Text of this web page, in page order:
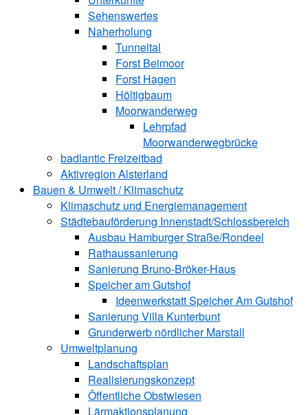
Sehenswertes
Naherholung
Tunneltal
Forst Beimoor
Forst Hagen
Höltigbaum
Moorwanderweg
Lehrpfad
Moorwanderwegbrücke
badlantic Freizeitbad
Aktivregion Alsterland
Bauen & Umwelt / Klimaschutz
­Klimaschutz und ­­Energiemanagement
Städtebauförderung Innenstadt/Schlossbereich
Ausbau Hamburger Straße/Rondeel
Rathaussanierung
Sanierung Bruno-Bröker-Haus
Speicher am Gutshof
Ideenwerkstatt Speicher Am Gutshof
Sanierung Villa Kunterbunt
Grunderwerb nördlicher Marstall
Umweltplanung
Landschaftsplan
Realisierungskonzept
Öffentliche Obstwiesen
Lärmaktionsplanung